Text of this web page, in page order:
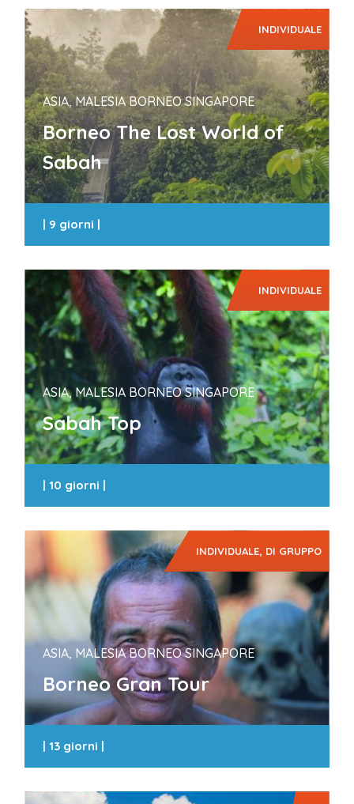
INDIVIDUALE
ASIA, MALESIA BORNEO SINGAPORE
Borneo The Lost World of
Sabah
| 9 giorni |
INDIVIDUALE
ASIA, MALESIA BORNEO SINGAPORE
Sabah Top
|10 giorni |
INDIVIDUALE, DI GRUPPO
ASIA, MALESIA BORNEO SINGAPORE
Borneo Gran Tour
|13 giorni |